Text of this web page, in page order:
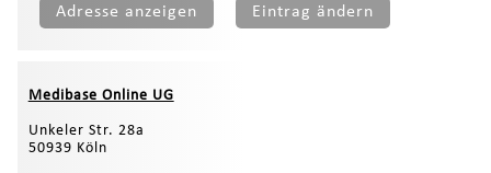
Adresse anzeigen Eintrag ändern
Medibase Online UG
Unkeler Str. 28a
50939 Köln